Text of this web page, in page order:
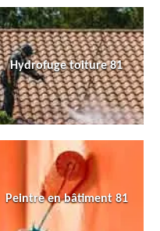
Hydrofuge toiture 81
Peintre en bâtiment 81